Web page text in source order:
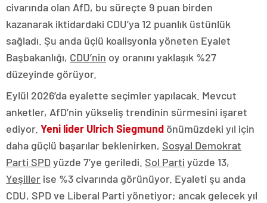
civarında olan AfD, bu süreçte 9 puan birden
kazanarak iktidardaki CDU’ya 12 puanlık üstünlük
sağladı. Şu anda üçlü koalisyonla yöneten Eyalet
Başbakanlığı, CDU’nin oy oranını yaklaşık %27
düzeyinde görüyor.
Eylül 2026’da eyalette seçimler yapılacak. Mevcut
anketler, AfD’nin yükseliş trendinin sürmesini işaret
ediyor. Yeni lider Ulrich Siegmund önümüzdeki yıl için
daha güçlü başarılar beklenirken, Sosyal Demokrat
Parti SPD yüzde 7’ye geriledi. Sol Parti yüzde 13,
Yeşiller ise %3 civarında görünüyor. Eyaleti şu anda
CDU, SPD ve Liberal Parti yönetiyor; ancak gelecek yıl